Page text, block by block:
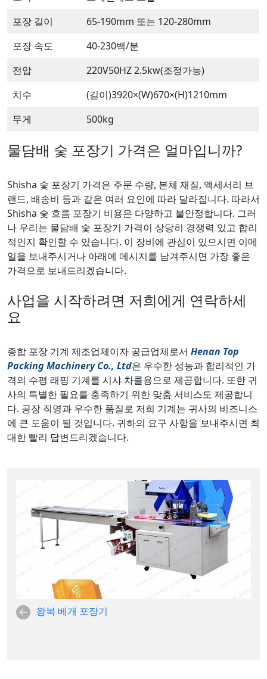
포장 길이
65-190mm 또는 120-280mm
포장 속도
40-230백/분
전압
220V50HZ 2.5kw(조정가능)
치수
(길이)3920×(W)670×(H)1210mm
무게
500kg
물담배 숯 포장기 가격은 얼마입니까?
Shisha 숯 포장기 가격은 주문 수량, 본체 재질, 액세서리 브
랜드, 배송비 등과 같은 여러 요인에 따라 달라집니다. 따라서
Shisha 숯 흐름 포장기 비용은 다양하고 불안정합니다. 그러
나 우리는 물담배 숯 포장기 가격이 상당히 경쟁력 있고 합리
적인지 확인할 수 있습니다. 이 장비에 관심이 있으시면 이메
일을 보내주시거나 아래에 메시지를 남겨주시면 가장 좋은
가격으로 보내드리겠습니다.
사업을 시작하려면 저희에게 연락하세
요
종합 포장 기계 제조업체이자 공급업체로서 Henan Top
Packing Machinery Co., Ltd은 우수한 성능과 합리적인 가
격의 수평 래핑 기계를 시샤 차콜용으로 제공합니다. 또한 귀
사의 특별한 필요를 충족하기 위한 맞춤 서비스도 제공합니
다. 공장 직영과 우수한 품질로 저희 기계는 귀사의 비즈니스
에 큰 도움이 될 것입니다. 귀하의 요구 사항을 보내주시면 최
대한 빨리 답변드리겠습니다.
왕복 베개 포장기